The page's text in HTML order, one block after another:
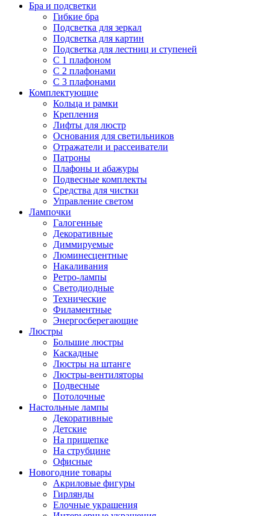
Бра и подсветки
Гибкие бра
Подсветка для зеркал
Подсветка для картин
Подсветка для лестниц и ступеней
С 1 плафоном
С 2 плафонами
С 3 плафонами
Комплектующие
Кольца и рамки
Крепления
Лифты для люстр
Основания для светильников
Отражатели и рассеиватели
Патроны
Плафоны и абажуры
Подвесные комплекты
Средства для чистки
Управление светом
Лампочки
Галогенные
Декоративные
Диммируемые
Люминесцентные
Накаливания
Ретро-лампы
Светодиодные
Технические
Филаментные
Энергосберегающие
Люстры
Большие люстры
Каскадные
Люстры на штанге
Люстры-вентиляторы
Подвесные
Потолочные
Настольные лампы
Декоративные
Детские
На прищепке
На струбцине
Офисные
Новогодние товары
Акриловые фигуры
Гирлянды
Елочные украшения